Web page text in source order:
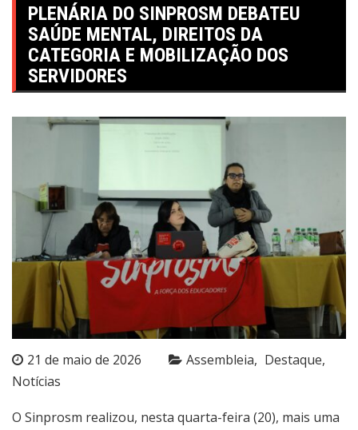
PLENÁRIA DO SINPROSM DEBATEU
SAÚDE MENTAL, DIREITOS DA
CATEGORIA E MOBILIZAÇÃO DOS
SERVIDORES
21 de maio de 2026 Assembleia
Destaque
Notícias
O Sinprosm realizou, nesta quarta-feira (20), mais uma